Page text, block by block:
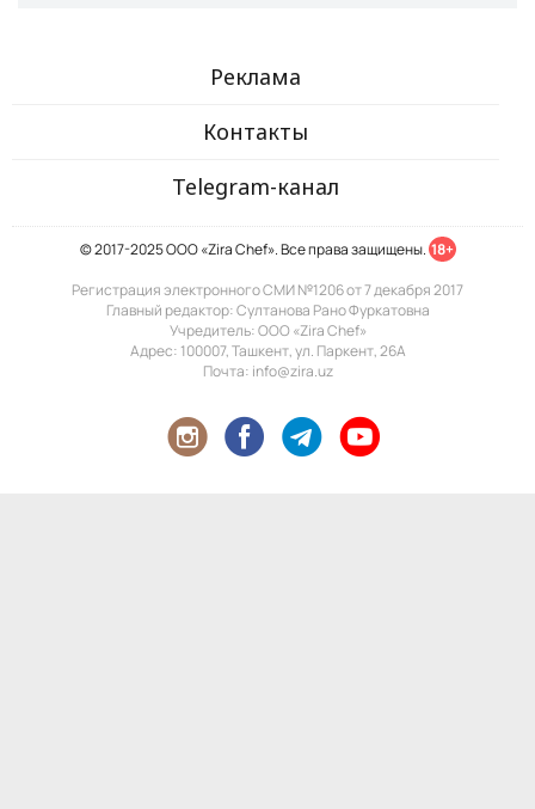
Реклама
Контакты
Telegram-канал
© 2017-2025 ООО «Zira Chef». Все права защищены. 18+
Регистрация электронного СМИ №1206 от 7 декабря 2017
Главный редактор: Султанова Рано Фуркатовна
Учредитель: ООО «Zira Chef»
Адрес: 100007, Ташкент, ул. Паркент, 26А
Почта: info@zira.uz